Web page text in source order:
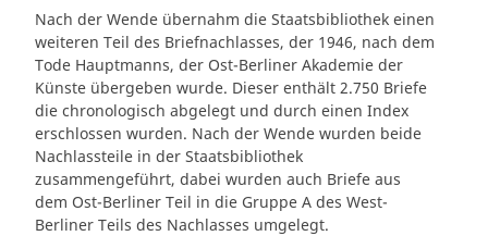
Nach der Wende übernahm die Staatsbibliothek einen
weiteren Teil des Briefnachlasses, der 1946, nach dem
Tode Hauptmanns, der Ost-Berliner Akademie der
Künste übergeben wurde. Dieser enthält 2.750 Briefe
die chronologisch abgelegt und durch einen Index
erschlossen wurden. Nach der Wende wurden beide
Nachlassteile in der Staatsbibliothek
zusammengeführt, dabei wurden auch Briefe aus
dem Ost-Berliner Teil in die Gruppe A des West-
Berliner Teils des Nachlasses umgelegt.